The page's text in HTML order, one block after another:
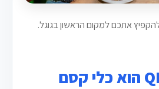
אתכם למקום הראשון בגוגל.
למה QR Code הוא כלי קסם